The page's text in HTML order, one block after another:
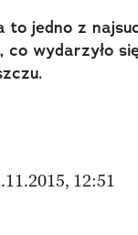
to jedno z
co wydarzyło
12:51
twitter
przyjaciela